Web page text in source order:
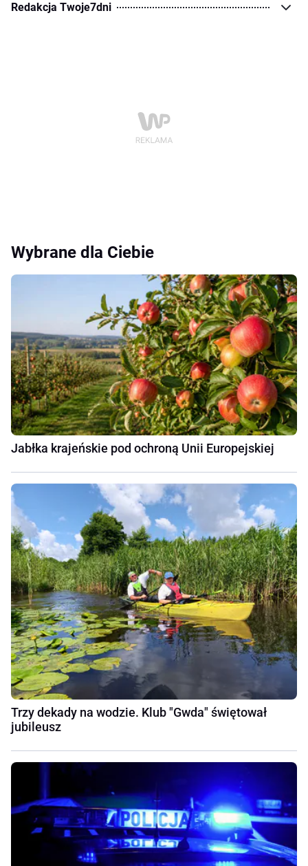
Redakcja Twoje7dni
Wybrane dla Ciebie
Jabłka krajeńskie pod ochroną Unii Europejskiej
Trzy dekady na wodzie. Klub "Gwda" świętował
jubileusz